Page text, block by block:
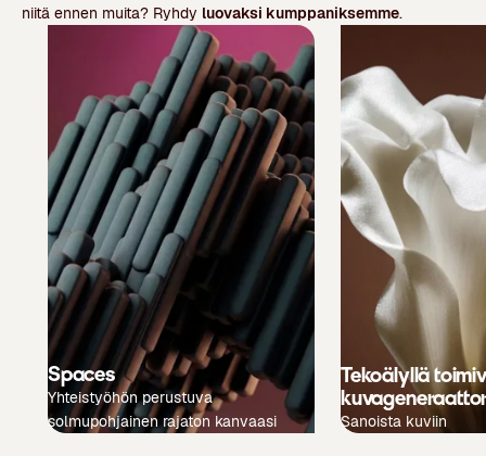
niitä ennen muita? Ryhdy luovaksi kumppaniksemme.
Spaces
Yhteistyöhön perustuva
solmupohjainen rajaton kanvaasi
Tekoälyllä
Sanoista kuviin